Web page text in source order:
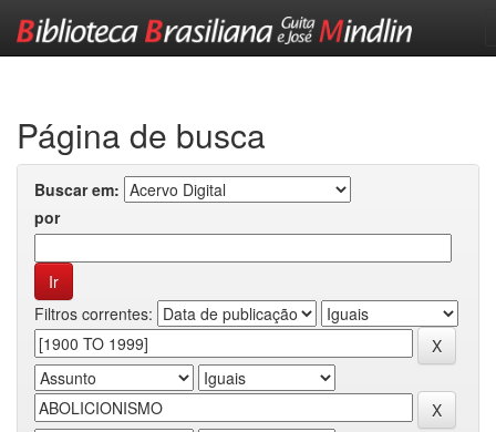
Página de busca
Buscar em:
por
Filtros correntes: